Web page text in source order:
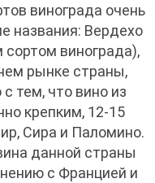
винограда очень
названия: Вердехо
винограда),
рынке страны,
тем, что вино из
крепким, 12-15
Сира и Паломино.
данной страны
с Францией и